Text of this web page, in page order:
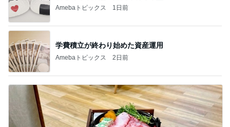
Amebaトピックス 1日前
学費積立が終わり始めた資産運用
Amebaトピックス 2日前